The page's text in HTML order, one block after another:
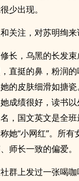
少出现。
关注，对苏明绚
长，乌黑的长发
直挺的鼻，粉润
的皮肤细滑如搪
成绩很好，读书
，国文英文是全
她“小网红”。所
师长一致的偏爱。
群上发过一张喝